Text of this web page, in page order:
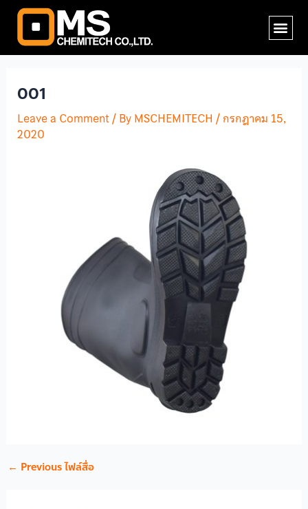
Skip
content
001
Leave a Comment/ ByMSCHEMITECH /กรกฎาคม 15,
2020
Post
navigation
← Previous ไฟล์สื่อ